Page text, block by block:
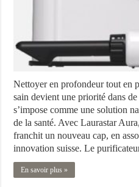
Nettoyer en profondeur tout en
sain devient une priorité dans
s’impose comme une solution
de la santé. Avec Laurastar
franchit un nouveau cap, en
innovation suisse. Le
En savoir plus »